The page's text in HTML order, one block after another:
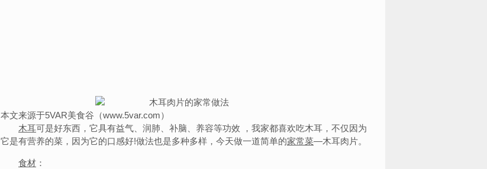
本文来源于5VAR美食谷（www.5var.com）
木耳可是好东西，它具有益气、润肺、补脑、养容等功效 ，我家都喜欢吃木耳，不仅因为
它是有营养的菜，因为它的口感好!做法也是多种多样，今天做一道简单的家常菜—木耳肉片。
食材 ：